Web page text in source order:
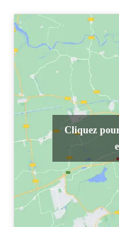
Cliquez